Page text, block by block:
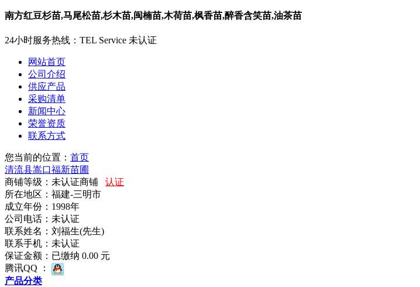
南方红豆杉苗,马尾松苗,杉木苗,闽楠苗,木荷苗,枫香苗,醉香含笑苗,油茶苗
24小时服务热线： TEL Service 未认证
网站首页
公司介绍
供应产品
采购清单
新闻中心
荣誉资质
联系方式
您当前的位置： 首页
清流县嵩口福新苗圃
商铺等级：未认证商铺 认证
所在地区：福建-三明市
成立年份：1998年
公司电话： 未认证
联系姓名：刘福生(先生)
联系手机： 未认证
保证金额： 已缴纳 0.00 元
腾讯QQ ：
产品分类